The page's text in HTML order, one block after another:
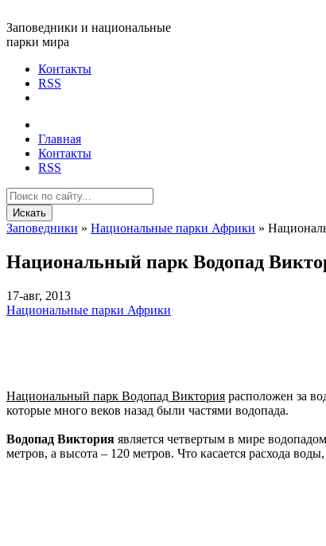
Заповедники и национальные
парки мира
Контакты
RSS
Главная
Контакты
RSS
Искать
Заповедники » Национальные парки Африки »
Национальный парк Водопад
17-авг, 2013
Национальные парки Африки
Национальный парк Водопад Виктория расположен за
которые много веков назад были частями водопада.
Водопад Виктория является четвертым в мире
метров, а высота – 120 метров. Что касается расхода